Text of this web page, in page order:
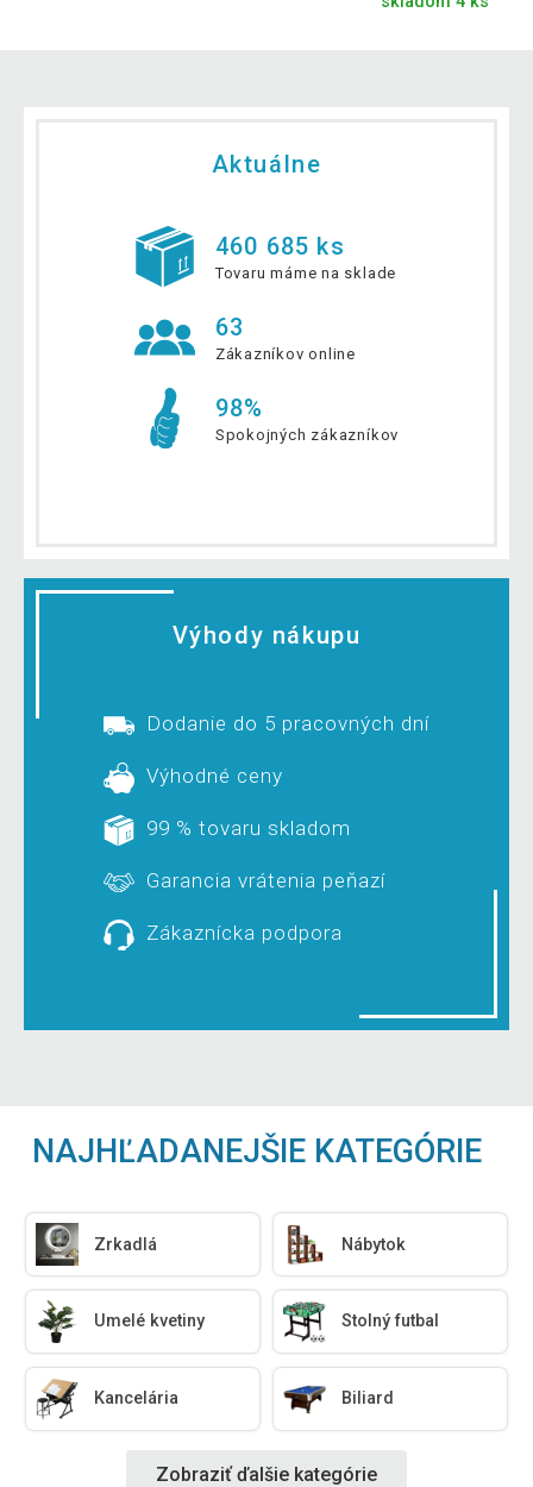
Aktuálne
460 685 ks
Tovaru máme na sklade
63
Zákazníkov online
98%
Spokojných zákazníkov
Výhody nákupu
Dodanie do 5 pracovných dní
Výhodné ceny
99 % tovaru skladom
Garancia vrátenia peňazí
Zákaznícka podpora
NAJHĽADANEJŠIE KATEGÓRIE
Zrkadlá Nábytok
Umelé kvetiny Stolný futbal
Kancelária Biliard
Zobraziť ďalšie kategórie